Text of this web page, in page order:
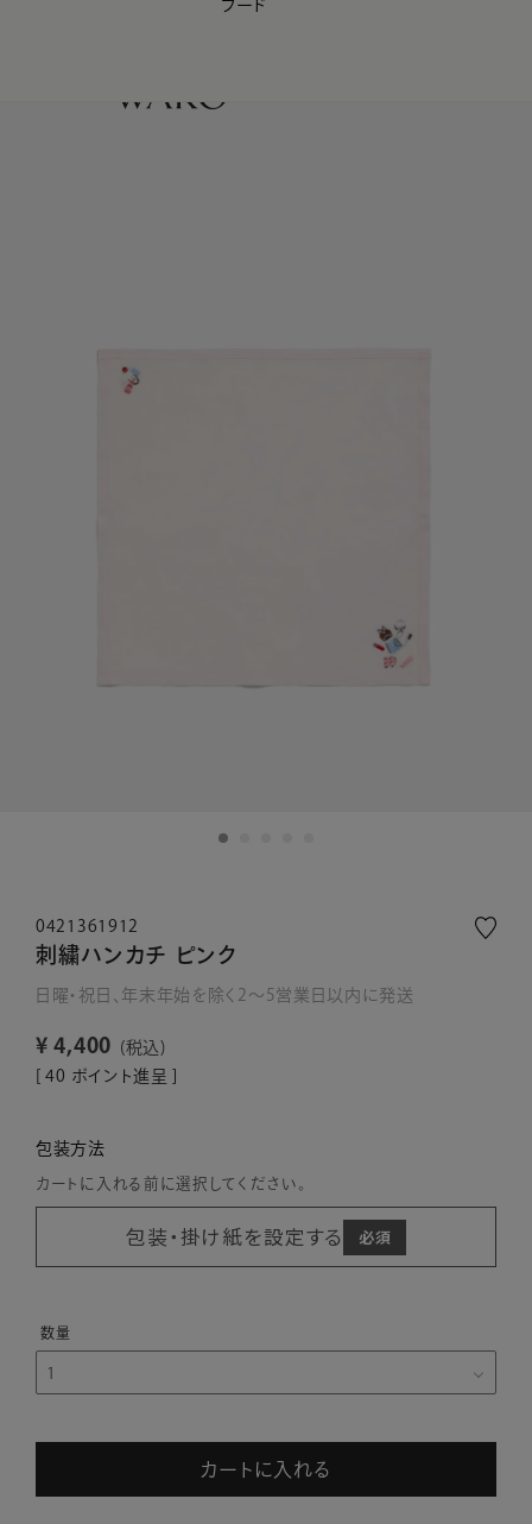
【会員様限定】夏のプレゼントキャンペーン開催中
フード
0421361912
刺繍ハンカチ ピンク
日曜・祝日、年末年始を除く2～5営業日以内に発送
¥ 4,400
税込
40 ポイント進呈 ]
包装方法
カートに入れる前に選択してください。
包装・掛け紙を設定する
カートに入れる